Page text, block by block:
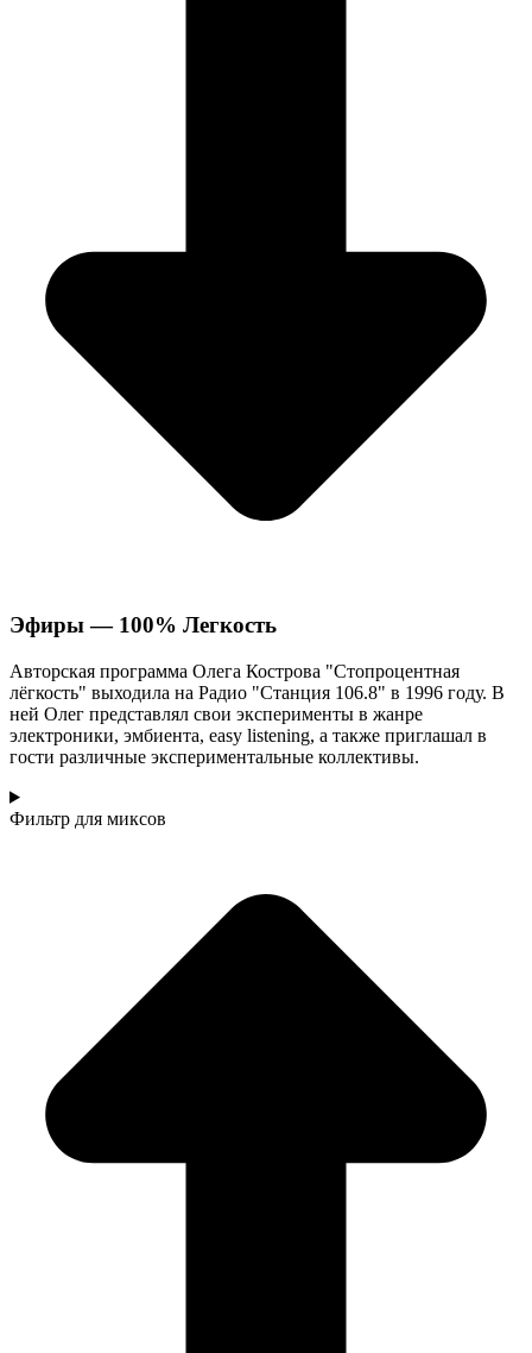
Эфиры— 100% Легкость
Авторская программа Олега Кострова "Стопроцентная
лёгкость" выходила на Радио "Станция 106.8" в 1996 году. В
ней Олег представлял свои эксперименты в жанре
электроники, эмбиента, easy listening, а также приглашал в
гости различные экспериментальные коллективы.
Фильтр для миксов